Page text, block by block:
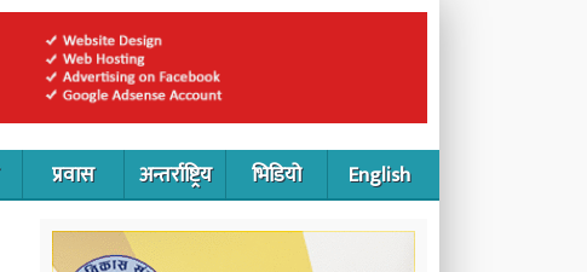
प्रवास अन्तर्राष्ट्रिय भिडियो English